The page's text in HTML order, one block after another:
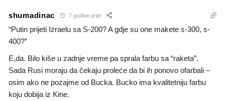
shumadinac 7 godine prije
“Putin prijeti Izraelu sa S-200? A gdje su one makete s-300, s-
400?”
E,da. Bilo kiše u zadnje vreme pa sprala farbu sa “raketa”.
Sada Rusi moraju da čekaju proleće da bi ih ponovo ofarbali –
osim ako ne pozajme od Bucka. Bucko ima kvalitetniju farbu
koju dobija iz Kine.